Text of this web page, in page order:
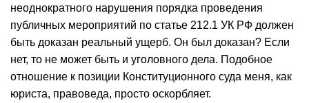
неоднократного нарушения порядка проведения
публичных мероприятий по статье 212.1 УК РФ должен
быть доказан реальный ущерб. Он был доказан? Если
нет, то не может быть и уголовного дела. Подобное
отношение к позиции Конституционного суда меня, как
юриста, правоведа, просто оскорбляет.